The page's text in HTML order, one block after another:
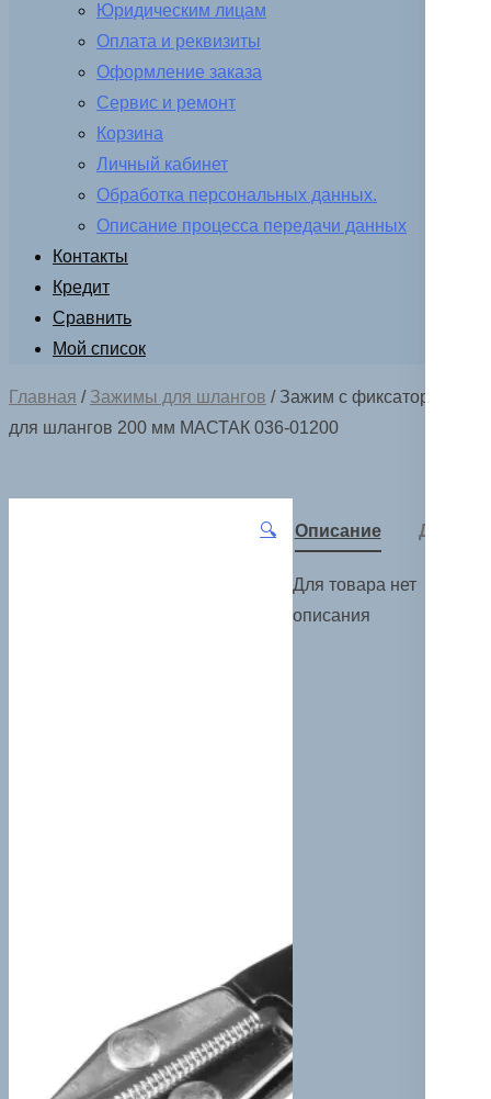
Юридическим лицам
Оплата и реквизиты
Оформление заказа
Сервис и ремонт
Корзина
Личный кабинет
Обработка персональных данных.
Описание процесса передачи данных
Контакты
Кредит
Сравнить
Мой список
Главная / Зажимы для шлангов / Зажим с фиксатором
для шлангов 200 мм МАСТАК 036-01200
🔍 Описание Детали
Для товара нет
описания